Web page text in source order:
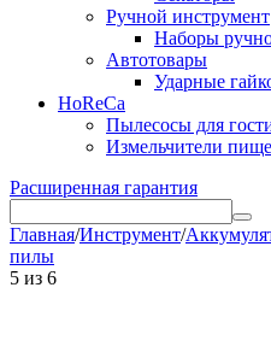
Ручной инструмент
Наборы
Автотовары
Ударные
HoReCa
Пылесосы для
Измельчители
Расширенная гарантия
Главная/Инструмент/
пилы
5 из 6